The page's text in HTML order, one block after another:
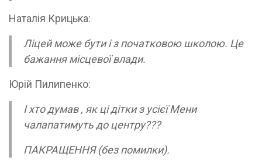
Наталія Крицька:
Ліцей може бути і з початковою школою. Це
бажання місцевої влади.
Юрій Пилипенко:
І хто думав , як ці дітки з усієї Мени
чалапатимуть до центру???
ПАКРАЩЕННЯ (без помилки).